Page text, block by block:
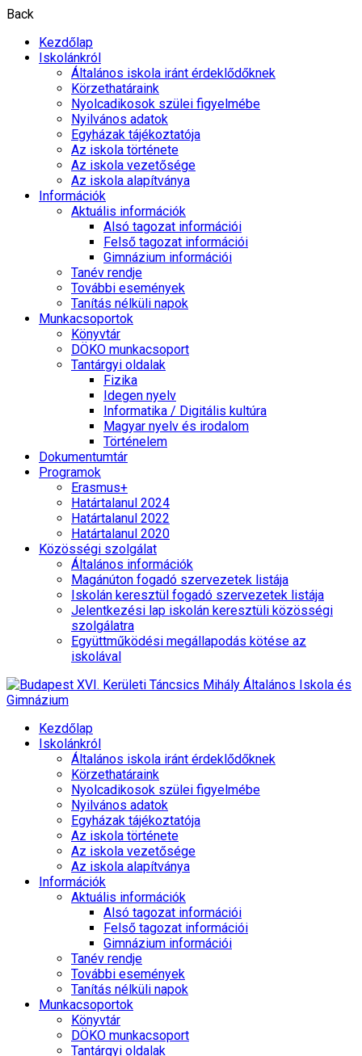
Back
Kezdőlap
Iskolánkról
Általános iskola iránt érdeklődőknek
Körzethatáraink
Nyolcadikosok szülei figyelmébe
Nyilvános adatok
Egyházak tájékoztatója
Az iskola története
Az iskola vezetősége
Az iskola alapítványa
Információk
Aktuális információk
Alsó tagozat információi
Felső tagozat információi
Gimnázium információi
Tanév rendje
További események
Tanítás nélküli napok
Munkacsoportok
Könyvtár
DÖKO munkacsoport
Tantárgyi oldalak
Fizika
Idegen nyelv
Informatika / Digitális kultúra
Magyar nyelv és irodalom
Történelem
Dokumentumtár
Programok
Erasmus+
Határtalanul 2024
Határtalanul 2022
Határtalanul 2020
Közösségi szolgálat
Általános információk
Magánúton fogadó szervezetek listája
Iskolán keresztül fogadó szervezetek listája
Jelentkezési lap iskolán keresztüli közösségi
szolgálatra
Együttműködési megállapodás kötése az
iskolával
Kezdőlap
Iskolánkról
Általános iskola iránt érdeklődőknek
Körzethatáraink
Nyolcadikosok szülei figyelmébe
Nyilvános adatok
Egyházak tájékoztatója
Az iskola története
Az iskola vezetősége
Az iskola alapítványa
Információk
Aktuális információk
Alsó tagozat információi
Felső tagozat információi
Gimnázium információi
Tanév rendje
További események
Tanítás nélküli napok
Munkacsoportok
Könyvtár
DÖKO munkacsoport
Tantárgyi oldalak